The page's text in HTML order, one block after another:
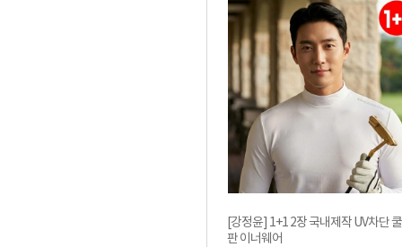
[강정윤] 1+1 2장 국내제작 UV차단
판 이너웨어